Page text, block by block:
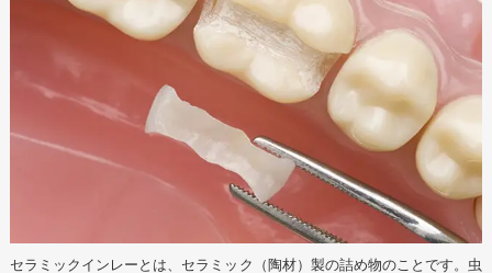
セラミックインレーとは、セラミック（陶材）製の詰め物のことです。虫